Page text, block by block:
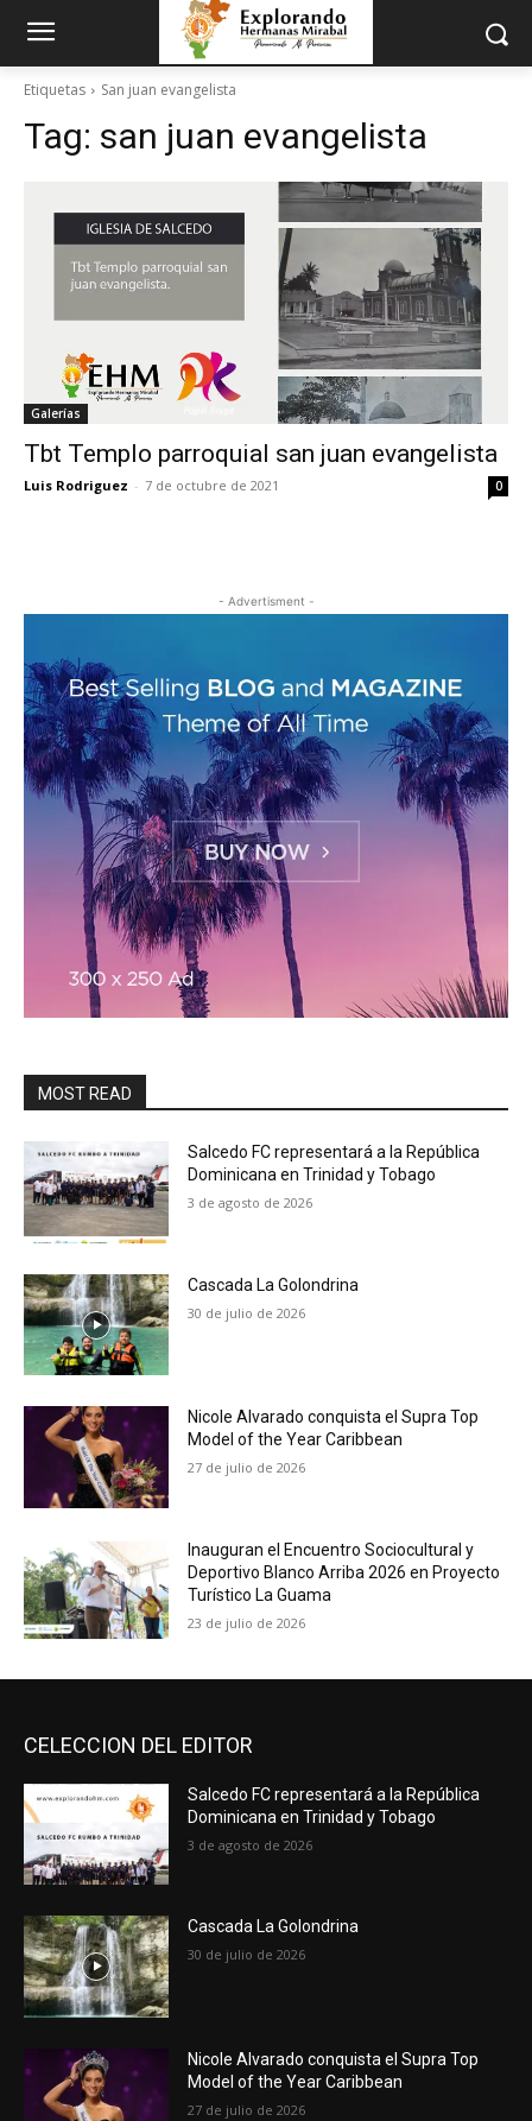
Etiquetas San juan evangelista
Tag: san juan evangelista
Galerías
Tbt Templo parroquial san juan evangelista
Luis Rodriguez - 7 de octubre de 2021 0
- Advertisment -
MOST READ
Salcedo FC representará a la República
Dominicana en Trinidad y Tobago
3 de agosto de 2026
Cascada La Golondrina
30 de julio de 2026
Nicole Alvarado conquista el Supra Top
Model of the Year Caribbean
27 de julio de 2026
Inauguran el Encuentro Sociocultural y
Deportivo Blanco Arriba 2026 en Proyecto
Turístico La Guama
23 de julio de 2026
CELECCION DEL EDITOR
Salcedo FC representará a la República
Dominicana en Trinidad y Tobago
3 de agosto de 2026
Cascada La Golondrina
30 de julio de 2026
Nicole Alvarado conquista el Supra Top
Model of the Year Caribbean
27 de julio de 2026